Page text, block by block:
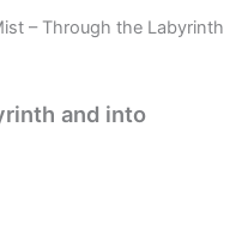
– Through the Labyrinth
and into